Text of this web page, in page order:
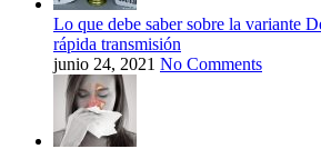
Lo que debe saber sobre la variante
rápida transmisión
junio 24, 2021 No Comments